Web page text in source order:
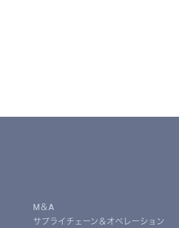
M＆A
サプライチェーン＆オペレーション